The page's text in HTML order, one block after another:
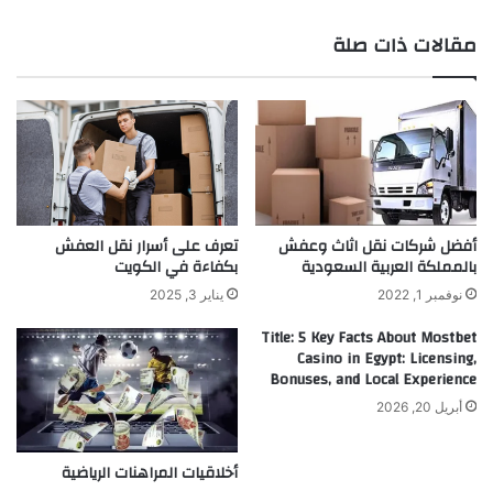
مقالات ذات صلة
أفضل شركات نقل اثاث وعفش
بالمملكة العربية السعودية
نوفمبر 1, 2022
تعرف على أسرار نقل العفش
بكفاءة في الكويت
يناير 3, 2025
Title: 5 Key Facts About Mostbet
Casino in Egypt: Licensing,
Bonuses, and Local Experience
أبريل 20, 2026
أخلاقيات المراهنات الرياضية